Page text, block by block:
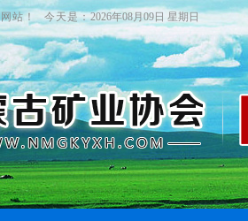
站！ 今天是：2026年08月09日 星期日